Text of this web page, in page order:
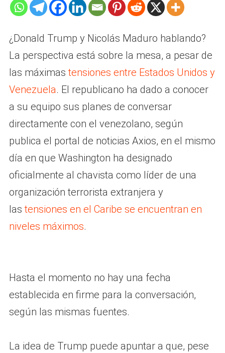
¿Donald Trump y Nicolás Maduro hablando?
La perspectiva está sobre la mesa, a pesar de
las máximastensiones entre Estados Unidos y
Venezuela. El republicano ha dado a conocer
a su equipo sus planes de conversar
directamente con el venezolano, según
publica el portal de noticias Axios, en el mismo
día en que Washington ha designado
oficialmente al chavista como líder de una
organización terrorista extranjera y
lastensiones en el Caribe se encuentran en
niveles máximos.
Hasta el momento no hay una fecha
establecida en firme para la conversación,
según las mismas fuentes.
La idea de Trump puede apuntar a que, pese